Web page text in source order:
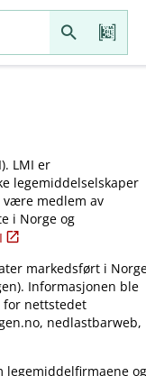
LMI er
legemiddelselskaper
være medlem av
i Norge og
markedsført i
Informasjonen ble
for nettstedet
nedlastbarweb,
legemiddelfirmaene og